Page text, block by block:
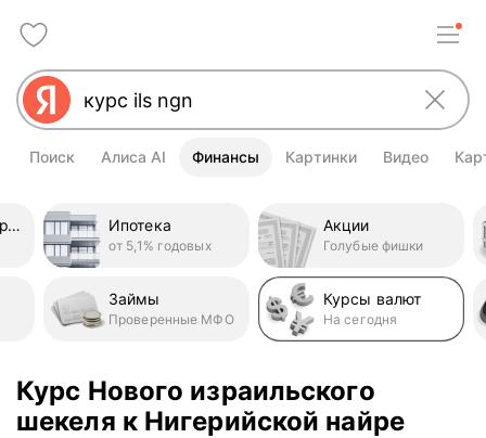
Поиск Алиса AI Финансы Картинки Видео
Кредитные карты Ипотека
от 5,1% годовых
Займы
Проверенные МФО
Акции
Голубые фишки
Курсы валют
На сегодня
Курс Нового израильского
шекеля к Нигерийской найре